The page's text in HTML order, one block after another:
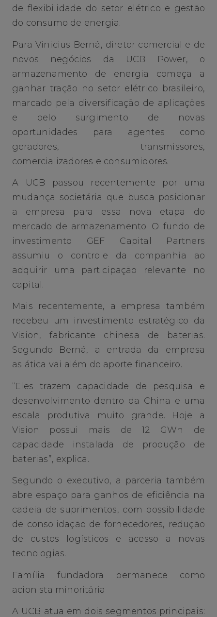
de flexibilidade do setor elétrico e gestão
do consumo de energia.
Para Vinicius Berná, diretor comercial e de
novos negócios da UCB Power, o
armazenamento de energia começa a
ganhar tração no setor elétrico brasileiro,
marcado pela diversificação de aplicações
e pelo surgimento de novas
oportunidades para agentes como
geradores, transmissores,
comercializadores e consumidores.
A UCB passou recentemente por uma
mudança societária que busca posicionar
a empresa para essa nova etapa do
mercado de armazenamento. O fundo de
investimento GEF Capital Partners
assumiu o controle da companhia ao
adquirir uma participação relevante no
capital.
Mais recentemente, a empresa também
recebeu um investimento estratégico da
Vision, fabricante chinesa de baterias.
Segundo Berná, a entrada da empresa
asiática vai além do aporte financeiro.
“Eles trazem capacidade de pesquisa e
desenvolvimento dentro da China e uma
escala produtiva muito grande. Hoje a
Vision possui mais de 12 GWh de
capacidade instalada de produção de
baterias”, explica.
Segundo o executivo, a parceria também
abre espaço para ganhos de eficiência na
cadeia de suprimentos, com possibilidade
de consolidação de fornecedores, redução
de custos logísticos e acesso a novas
tecnologias.
Família fundadora permanece como
acionista minoritária
A UCB atua em dois segmentos principais: